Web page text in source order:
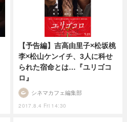
【予告編】吉高由里子×松坂桃
李×松山ケンイチ、3人に科せ
られた宿命とは…『ユリゴコ
ロ』
2017.8.4 Fri 14:30
シネマカフェ編集部